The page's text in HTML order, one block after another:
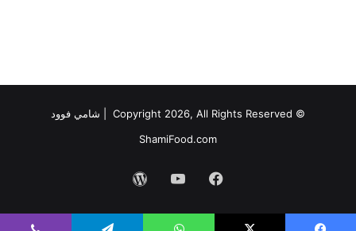
© Copyright 2026, All Rights Reserved |
شامي فوود
ShamiFood.com
فيسبوك‫YouTube
‫WordPress